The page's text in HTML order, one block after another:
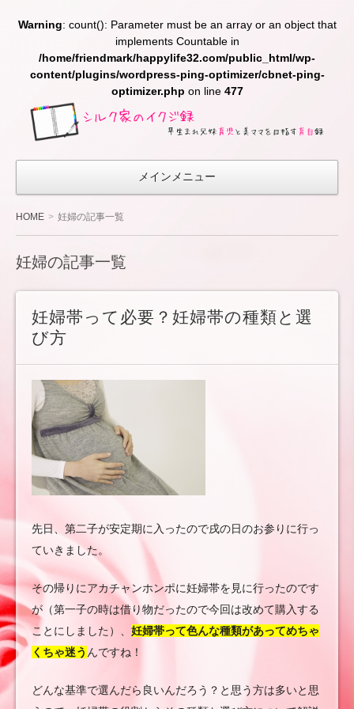
Warning: count(): Parameter must be an array or an object that
implements Countable in
/home/friendmark/happylife32.com/public_html/wp-
content/plugins/wordpress-ping-optimizer/cbnet-ping-
optimizer.php on line 477
シ
家
の
イ
ク
早生
ま
れ
兄妹
育児
と
美
マ
を
目指
す
育自
録〜
メインメニュー
HOME 妊婦の記事一覧
妊婦の記事一覧
妊婦帯って必要？妊婦帯の種類と選
び方
先日、第二子が安定期に入ったので戌の日のお参りに行っ
ていきました。
その帰りにアカチャンホンポに妊婦帯を見に行ったのです
が（第一子の時は借り物だったので今回は改めて購入する
ことにしました）、 妊婦帯って色んな種類があってめちゃ
くちゃ迷う んですね！
どんな基準で選んだら良いんだろう？と思う方は多いと思